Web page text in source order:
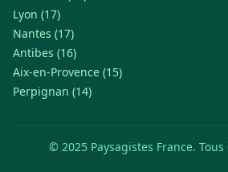
Lyon (17)
Nantes (17)
Antibes (16)
Aix-en-Provence (15)
Perpignan (14)
© 2025 Paysagistes France.